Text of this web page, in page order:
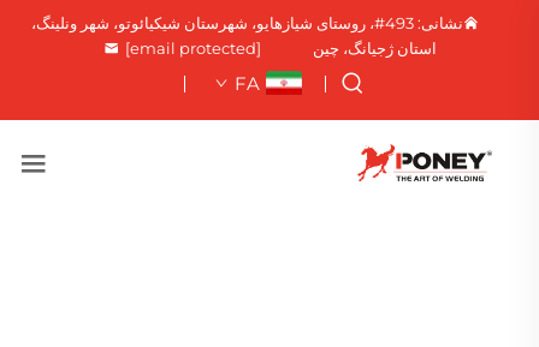
نشانی: 493#، روستای شیازهایو، شهرستان شیکیائوتو، شهر ونلینگ،
استان ژجیانگ، چین
[email protected]
FA